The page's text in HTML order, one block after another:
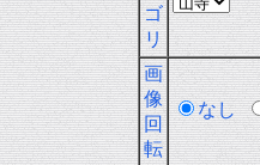
ゴ
リ
画
像
回
転
なし